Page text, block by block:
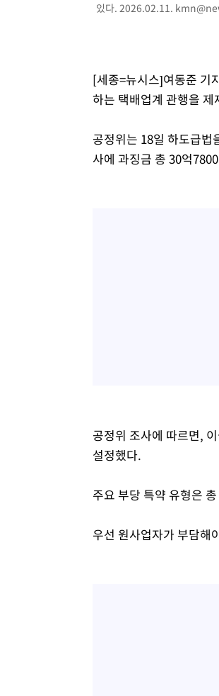
있다. 2026.02.11.
[세종=뉴시스]여동준 기
하는 택배업계 관행을 제
공정위는 18일 하도급
사에 과징금 총 30억
공정위 조사에 따르면,
설정했다.
주요 부당 특약 유형은
우선 원사업자가 부담해